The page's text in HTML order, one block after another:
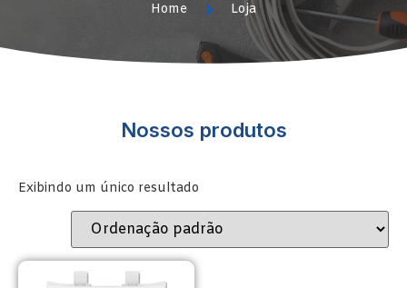
Home Loja
Nossos produtos
Exibindo um único resultado